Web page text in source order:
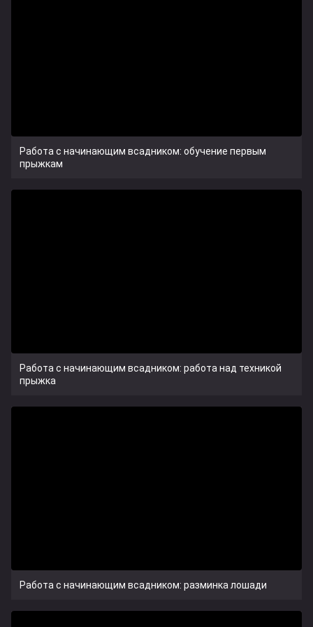
Работа с начинающим всадником: обучение первым
прыжкам
Работа с начинающим всадником: работа над техникой
прыжка
Работа с начинающим всадником: разминка лошади